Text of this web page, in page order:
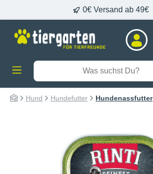
0€ Versand ab 49€
Hund Hundefutter Hundenassfutter
Bildergalerie überspringen